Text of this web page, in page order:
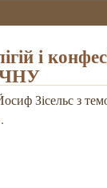
і
ЧНУ
Зісельс з